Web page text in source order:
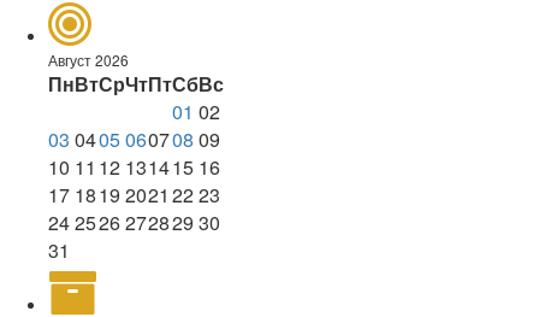
Август 2026
ПнВтСрЧтПтСбВс
01 02
03 0405060708 09
10 11 12 131415 16
17 1819 2021 2223
242526272829 30
31